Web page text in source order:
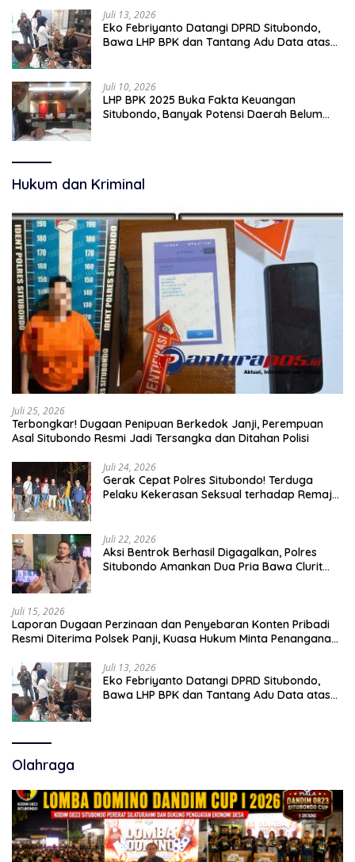
Juli 13, 2026
Eko Febriyanto Datangi DPRD Situbondo,
Bawa LHP BPK dan Tantang Adu Data atas
Juli 10, 2026
LHP BPK 2025 Buka Fakta Keuangan
Situbondo, Banyak Potensi Daerah Belum
Hukum dan Kriminal
Juli 25, 2026
Terbongkar! Dugaan Penipuan Berkedok Janji, Perempuan
Asal Situbondo Resmi Jadi Tersangka dan Ditahan Polisi
Juli 24, 2026
Gerak Cepat Polres Situbondo! Terduga
Pelaku Kekerasan Seksual terhadap Remaja
Juli 22, 2026
Aksi Bentrok Berhasil Digagalkan, Polres
Situbondo Amankan Dua Pria Bawa Clurit
Juli 15, 2026
Laporan Dugaan Perzinaan dan Penyebaran Konten Pribadi
Resmi Diterima Polsek Panji, Kuasa Hukum Minta Penanganan
Juli 13, 2026
Eko Febriyanto Datangi DPRD Situbondo,
Bawa LHP BPK dan Tantang Adu Data atas
Olahraga